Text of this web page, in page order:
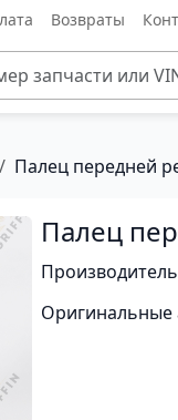
Возвраты
Палец передней
Палец
Оригинальные